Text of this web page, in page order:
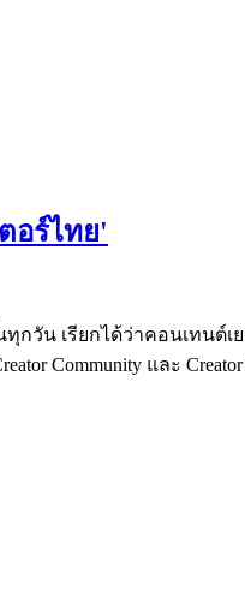
อร์ไทย'
วัน เรียกได้ว่าคอนเทน
Community และ